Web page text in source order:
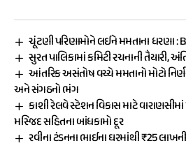
ચૂંટણી પરિણામોને લઈને મમતાના ધરણા :
સુરત પાલિકામાં કમિટી રચનાની તૈયારી,
આંતરિક અસંતોષ વચ્ચે મમતાનો મોટો
અને સંગઠનો ભંગ
કાશી રેલવે સ્ટેશન વિકાસ માટે વારાણસીમાં
મસ્જિદ સહિતના બાંધકામો દૂર
રવીના ટંડનના ભાઈના ઘરમાંથી ₹25